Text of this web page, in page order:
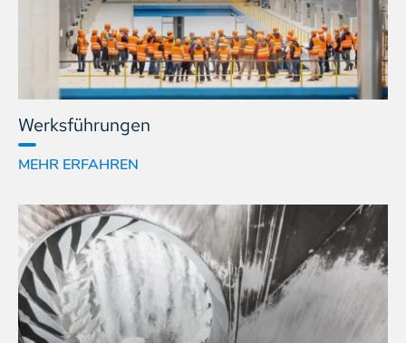
Werks­führungen
MEHR ERFAHREN